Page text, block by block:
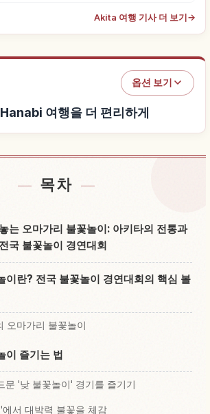
Akita 여행 기사 더 보기 →
옵션 보기
여행을 더 편리하게
No Hanabi 근처 숙소 찾기
No Hanabi 체험 찾기↗
목차
는 오마가리 불꽃놀이: 아키타의 전통과
국 불꽃놀이 경연대회
이란? 전국 불꽃놀이 경연대회의 핵심 볼
오마가리 불꽃놀이
이 즐기는 법
문 '낮 불꽃놀이' 경기를 즐기기
에서 대박력 불꽃을 체감